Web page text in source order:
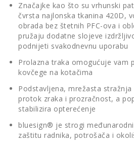
Značajke kao što su vrhunski
čvrsta najlonska tkanina 420D,
obrada bez štetnih PFC-ova i
pružaju dodatne slojeve
podnijeti svakodnevnu uporabu
Prolazna traka omogućuje vam
kovčege na kotačima
Podstavljena, mrežasta
protok zraka i prozračnost, a
stabilizira opterećenje
bluesign® je strogi
zaštitu radnika, potrošača i